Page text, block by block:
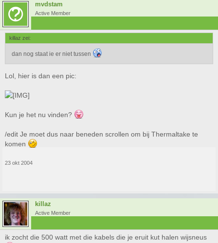
mvdstam
Active Member
killaz zei:
dan nog staat ie er niet tussen
Lol, hier is dan een pic:
Kun je het nu vinden?
/edit Je moet dus naar beneden scrollen om bij Thermaltake te
komen
23 okt 2004
killaz
Active Member
ik zocht die 500 watt met die kabels die je eruit kut halen wijsneus